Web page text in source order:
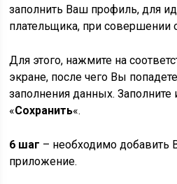
заполнить Ваш профиль, для
плательщика, при совершении
Для этого, нажмите на
экране, после чего Вы
заполнения данных. Заполните
«Сохранить«.
6 шаг – необходимо добавить
приложение.